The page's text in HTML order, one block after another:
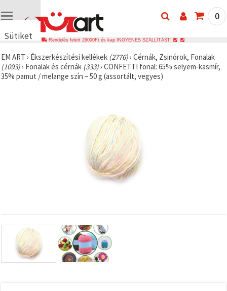
Sütiket
🍪 Cookie-
kat és
hasonló
a
valamint
relevánsabb
tartalmat
hirdetéseket
0
Rendelés felett 26000Ft és kap INGYENES SZÁLLÍTÁST!
EM ART › Ékszerkészítési kellékek (2776)› Cérnák, Zsinórok, Fonalak
(1093)› Fonalak és cérnák (333)› CONFETTI fonal: 65% selyem-kasmír,
35% pamut / melange szín – 50 g (assortált, vegyes)